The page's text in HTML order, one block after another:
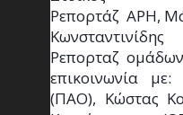
Ρεπορτάζ  ΑΡΗ,
Κωνσταντινίδης
Ρεπορταζ
επικοινωνία
(ΠΑΟ), Κώστας